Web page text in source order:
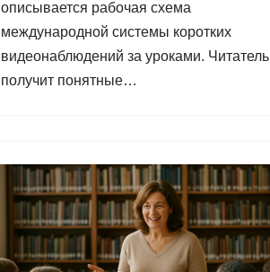
описывается рабочая схема
международной системы коротких
видеонаблюдений за уроками. Читатель
получит понятные…